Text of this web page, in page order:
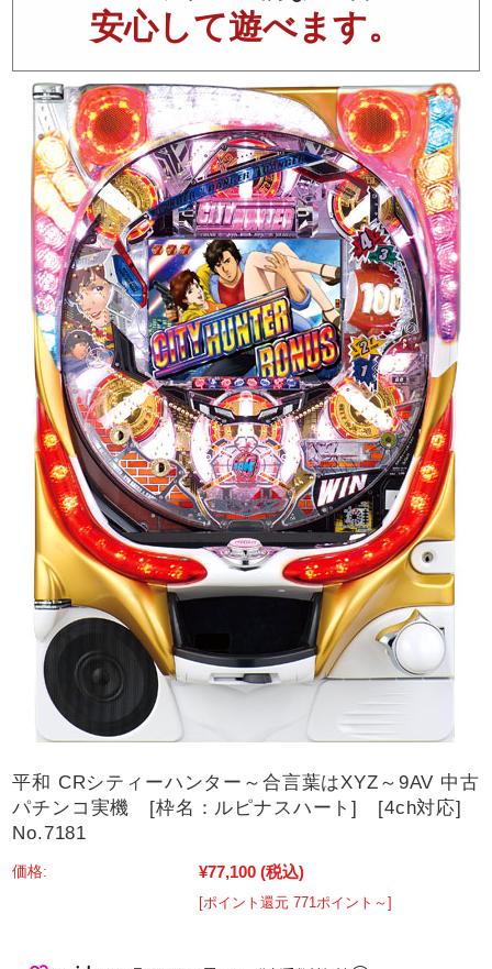
安心して遊べます。
平和 CRシティーハンター～合言葉はXYZ～9AV 中古
パチンコ実機 [枠名：ルピナスハート] [4ch対応]
No.7181
価格: ¥77,100 (税込)
[ポイント還元 771ポイント～]